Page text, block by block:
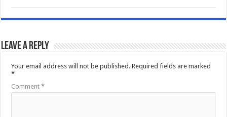
Leave a Reply
Your email address will not be published. Required fields are marked
*
Comment*